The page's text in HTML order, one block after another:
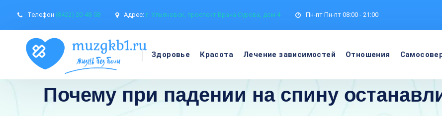
Телефон (8422) 20-48-58 Адрес: г. Ульяновск, проспект Врача Сурова, дом 4 Пн-пт Пн-пт 08:00 - 21:00
Здоровье Красота Лечение зависимостей Отношения
Почему при падении на спину